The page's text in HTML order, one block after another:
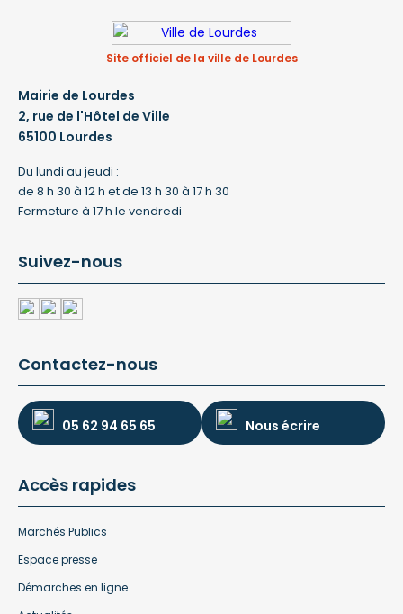
Site officiel de la ville de Lourdes
Mairie de Lourdes
2, rue de l'Hôtel de Ville
65100 Lourdes
Du lundi au jeudi :
de 8 h 30 à 12 h et de 13 h 30 à 17 h 30
Fermeture à 17 h le vendredi
Suivez-nous
Contactez-nous
05 62 94 65 65 Nous écrire
Accès rapides
Marchés Publics
Espace presse
Démarches en ligne